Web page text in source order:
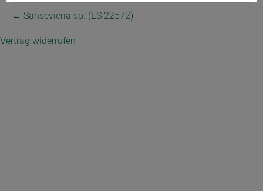
← Sansevieria sp. (ES 22572)
Vertrag widerrufen